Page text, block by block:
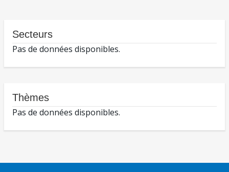
Secteurs
Pas de données disponibles.
Thèmes
Pas de données disponibles.